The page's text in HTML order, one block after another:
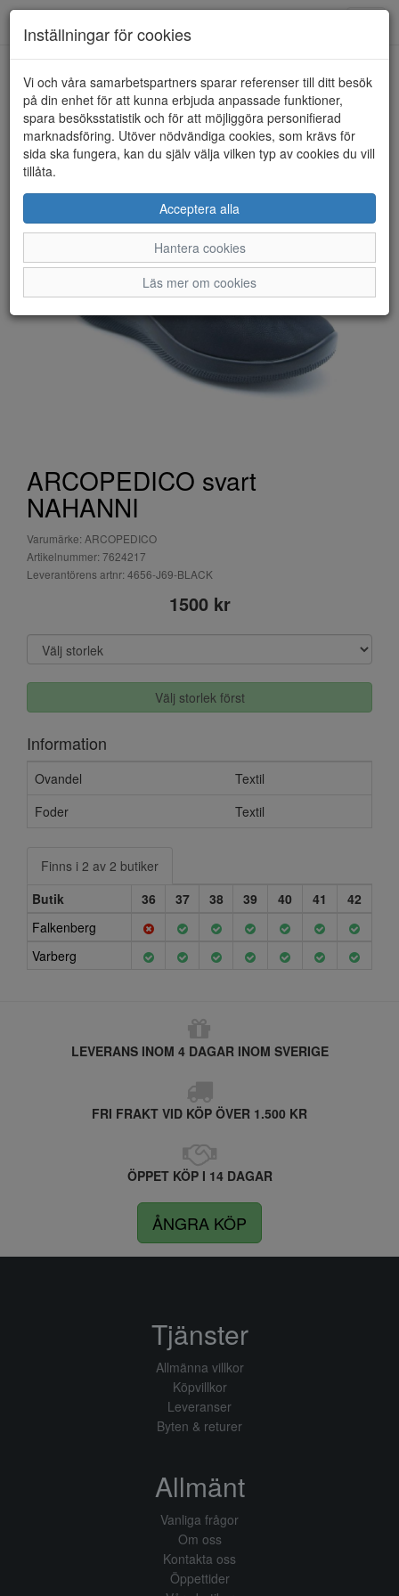
HEM ARCOPEDICO
ARCOPEDICO svart
NAHANNI
Varumärke: ARCOPEDICO
Artikelnummer: 7624217
Leverantörens artnr: 4656-J69-BLACK
1500 kr
Välj storlek först
Information
Ovandel
Textil
Foder
Textil
Finns i 2 av 2 butiker
Butik
36 37 38 39 40 41
42
Falkenberg
Varberg
LEVERANS INOM 4 DAGAR INOM SVERIGE
FRI FRAKT VID KÖP ÖVER 1.500 KR
ÖPPET KÖP I 14 DAGAR
ÅNGRA KÖP
Inställningar för cookies
Vi och våra samarbetspartners sparar referenser till ditt besök
på din enhet för att kunna erbjuda anpassade funktioner,
spara besöksstatistik och för att möjliggöra personifierad
marknadsföring. Utöver nödvändiga cookies, som krävs för
sida ska fungera, kan du själv välja vilken typ av cookies du vill
tillåta.
Acceptera alla
Hantera cookies
Läs mer om cookies
Tjänster
Allmänna villkor
Köpvillkor
Leveranser
Byten & returer
Allmänt
Vanliga frågor
Om oss
Kontakta oss
Öppettider